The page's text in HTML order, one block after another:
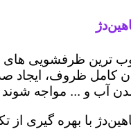
ترین ظرفشویی های
کامل ظروف، ایجاد
آب و ... مواجه
با بهره گیری